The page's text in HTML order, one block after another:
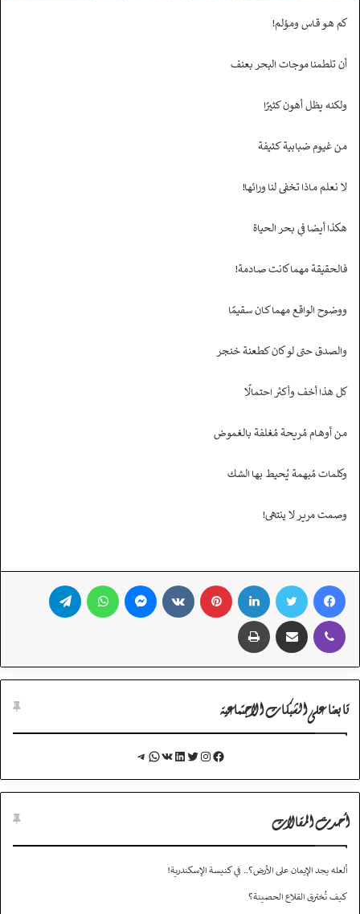
كم هـو قـاس ومـؤلم!
أن تلطمنا موجات البحر بعنف
ولكنه يظل أهون كثيرًا
مـن غيـوم ضبابية كـثيفة
لا نعلم مـاذا تخفى لنا ورائها!
هكذا أيضا في بحر الحياة
فالحقيقة مهما كانت صـادمة!
ووضوح الواقع مهما كـان سقيمًا
والصدق حتى لو كان كطعنة خنجر
كل هذا أخف وأكثر احتمالًا
مـن أوهـام مُـريحة مُغلفة بالغموض
وكلمات مُبهمة يُحيط بها الشك
وصمت مريـر لا ينتهى!
فيسبوك لينكدإن بينتيريست ماسنجر واتساب
مشاركة عبر البريد طباعة
تابعنا على الشبكات الاجتماعية
Facebook
Instagram
Twitter
LinkedIn
VK
WhatsApp
Telegram
أحدث المقالات
ألعله يجد الإيمان على الأرض؟.. في كنيسة الإسكندرية!
كيف تُخترق القلاع الحصينة؟